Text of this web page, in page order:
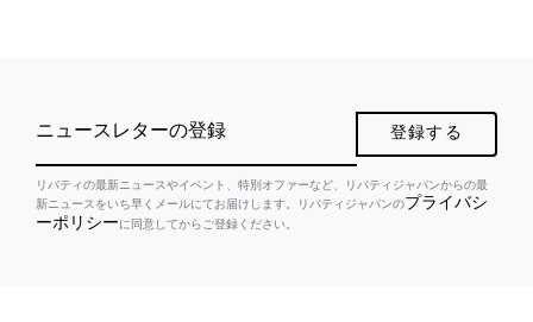
ニュースレターの登録 登録する
リバティの最新ニュースやイベント、特別オファーなど、リバティジャパンからの最
新ニュースをいち早くメールにてお届けします。リバティジャパンのプライバシ
ーポリシーに同意してからご登録ください。